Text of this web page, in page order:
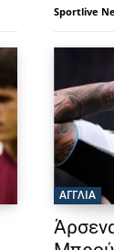
Sportlive
ΑΓΓΛΙΑ